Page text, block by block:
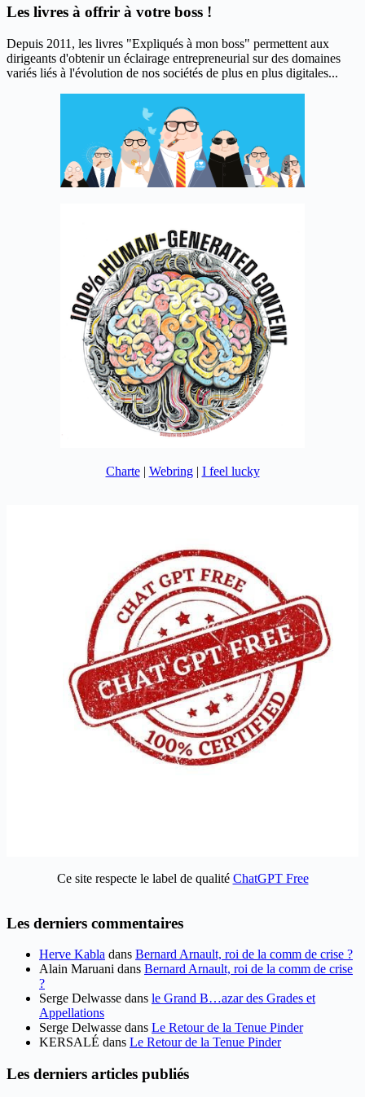
Les livres à offrir à votre boss !
Depuis 2011, les livres "Expliqués à mon boss" permettent aux
dirigeants d'obtenir un éclairage entrepreneurial sur des domaines
variés liés à l'évolution de nos sociétés de plus en plus digitales...
Charte| Webring| I feel lucky
Ce site respecte le label de qualité ChatGPT Free
Les derniers commentaires
Herve Kabla dans Bernard Arnault, roi de la comm de crise ?
Alain Maruani dans Bernard Arnault, roi de la comm de crise
?
Serge Delwasse dans le Grand B…azar des Grades et
Appellations
Serge Delwasse dans Le Retour de la Tenue Pinder
KERSALÉ dans Le Retour de la Tenue Pinder
Les derniers articles publiés